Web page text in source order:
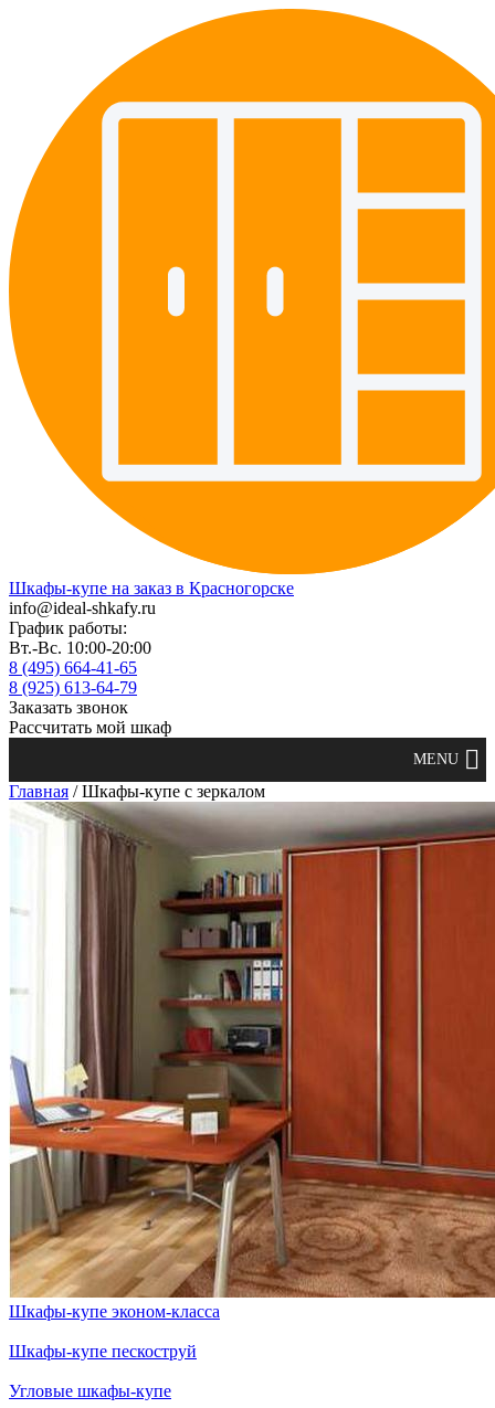
Шкафы-купе на заказ в Красногорске
info@ideal-shkafy.ru
График работы:
Вт.-Вс. 10:00-20:00
8 (495) 664-41-65
8 (925) 613-64-79
Заказать звонок
Рассчитать мой шкаф
Главная / Шкафы-купе с зеркалом
Шкафы-купе эконом-класса
Шкафы-купе пескоструй
Угловые шкафы-купе